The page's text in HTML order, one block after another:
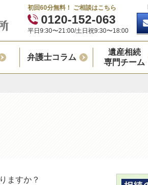
初回60分無料！ ご相談はこちら
0120-152-063
平日9:30〜21:00/土日祝9:30〜18:00
弁護士コラム
遺産相続
専門チーム
ますか？